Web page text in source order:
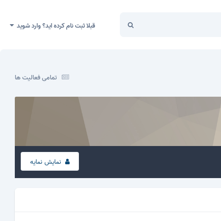
قبلا ثبت نام کرده اید؟ وارد شوید
تمامی فعالیت ها
نمایش نمایه